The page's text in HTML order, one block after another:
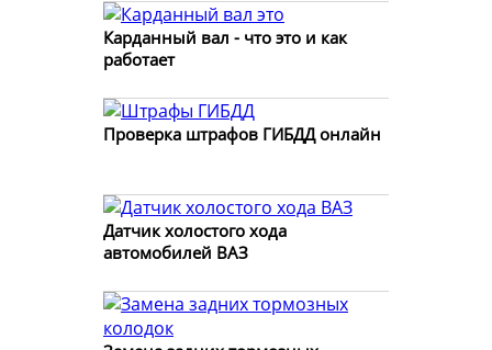
Карданный вал - что это и как
работает
Проверка штрафов ГИБДД онлайн
Датчик холостого хода
автомобилей ВАЗ